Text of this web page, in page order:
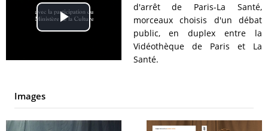
Play
Video
d'arrêt de Paris-La Santé,
morceaux choisis d'un débat
public, en duplex entre la
Vidéothèque de Paris et La
Santé.
Images